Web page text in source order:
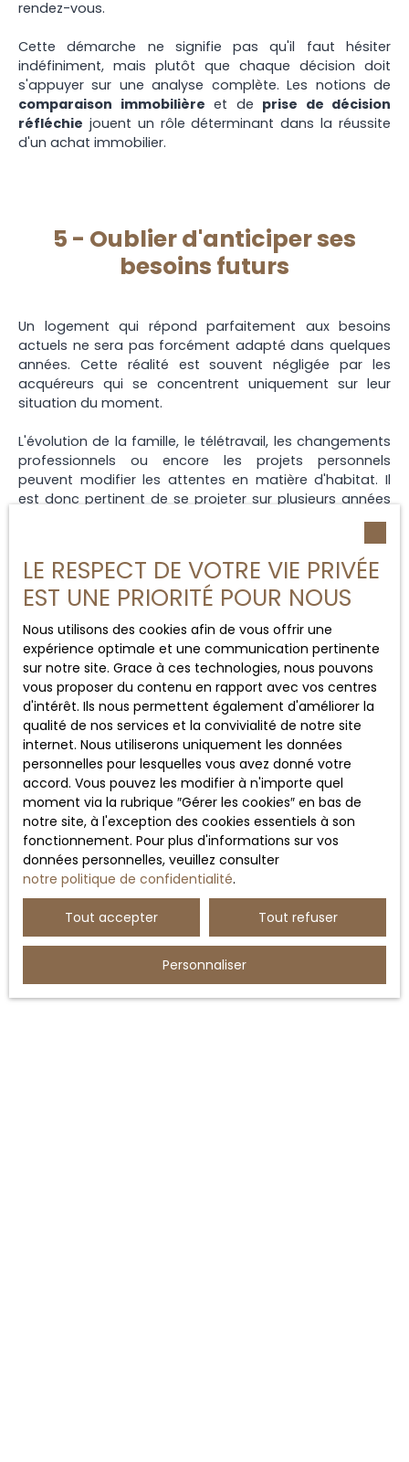
rendez-vous.
Cette démarche ne signifie pas qu'il faut hésiter
indéfiniment, mais plutôt que chaque décision doit
s'appuyer sur une analyse complète. Les notions de
comparaison immobilière et de prise de décision
réfléchie jouent un rôle déterminant dans la réussite
d'un achat immobilier.
5 - Oublier d'anticiper ses
besoins futurs
Un logement qui répond parfaitement aux besoins
actuels ne sera pas forcément adapté dans quelques
années. Cette réalité est souvent négligée par les
acquéreurs qui se concentrent uniquement sur leur
situation du moment.
L'évolution de la famille, le télétravail, les changements
professionnels ou encore les projets personnels
peuvent modifier les attentes en matière d'habitat. Il
est donc pertinent de se projeter sur plusieurs années
avant de finaliser son achat. Une chambre
Cette réflexion à long terme contribue à limiter les
non anticipé. Elle permet également d'optimiser la
durée de détention du bien. Les critères desurface
habitableet d'évolution familialedoivent ainsi être
intégrés dans toute stratégie d'acquisition.
6 -Se lancer seul sans
accompagnement
professionnel
L'immobilier est un domaine complexe qui implique de
nombreuses étapes administratives, juridiques et
financières. Beaucoup d'acheteurs pensent pouvoir
tout gérer seuls, mais cette approche peut parfois
LE RESPECT DE VOTRE VIE PRIVÉE
EST UNE PRIORITÉ POUR NOUS
Nous utilisons des cookies afin de vous offrir une
expérience optimale et une communication pertinente
sur notre site. Grace à ces technologies, nous pouvons
vous proposer du contenu en rapport avec vos centres
d'intérêt. Ils nous permettent également d'améliorer la
qualité de nos services et la convivialité de notre site
internet. Nous utiliserons uniquement les données
personnelles pour lesquelles vous avez donné votre
accord. Vous pouvez les modifier à n'importe quel
moment via la rubrique ″Gérer les cookies″ en bas de
notre site, à l'exception des cookies essentiels à son
fonctionnement. Pour plus d'informations sur vos
données personnelles, veuillez consulter
notre politique de confidentialité.
Tout accepter Tout refuser
Personnaliser